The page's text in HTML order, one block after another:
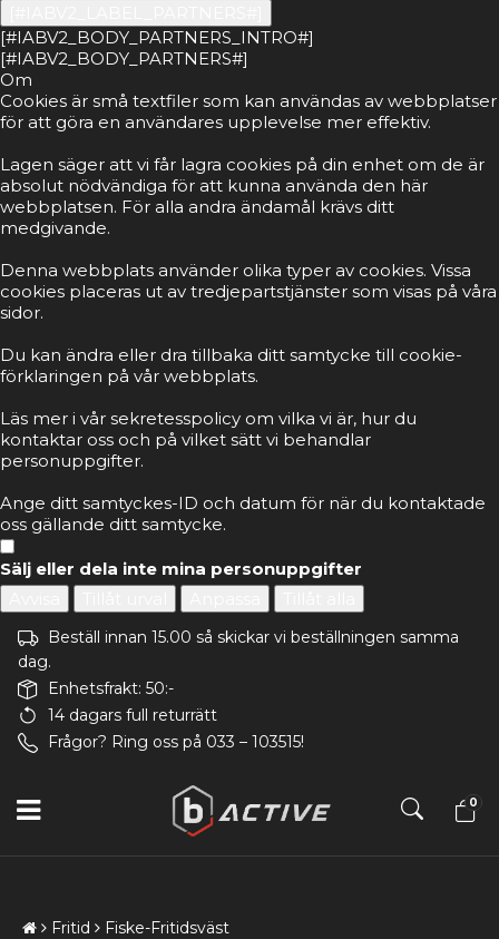
[#IABV2_BODY_PARTNERS_INTRO#]
[#IABV2_BODY_PARTNERS#]
Om
Cookies är små textfiler som kan användas av webbplatser
för att göra en användares upplevelse mer effektiv.
Lagen säger att vi får lagra cookies på din enhet om de är
absolut nödvändiga för att kunna använda den här
webbplatsen. För alla andra ändamål krävs ditt
medgivande.
Denna webbplats använder olika typer av cookies. Vissa
cookies placeras ut av tredjepartstjänster som visas på våra
sidor.
Du kan ändra eller dra tillbaka ditt samtycke till cookie-
förklaringen på vår webbplats.
Läs mer i vår sekretesspolicy om vilka vi är, hur du
kontaktar oss och på vilket sätt vi behandlar
personuppgifter.
Ange ditt samtyckes-ID och datum för när du kontaktade
oss gällande ditt samtycke.
Sälj eller dela inte mina personuppgifter
Beställ innan 15.00 så skickar vi beställningen samma
dag.
Enhetsfrakt: 50:-
14 dagars full returrätt
Frågor? Ring oss på 033 – 103515!
0
Fritid Fiske-Fritidsväst